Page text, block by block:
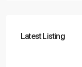
Latest Listing